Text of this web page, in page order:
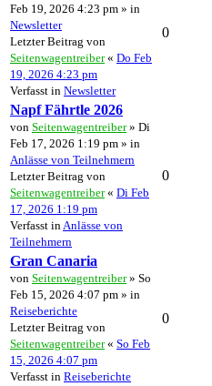
Feb 19, 2026 4:23 pm » in
Newsletter
Letzter Beitrag von
Seitenwagentreiber« Do Feb
19, 2026 4:23 pm
Verfasst in Newsletter
0
Napf Fährtle 2026
von Seitenwagentreiber» Di
Feb 17, 2026 1:19 pm » in
Anlässe von Teilnehmern
Letzter Beitrag von
Seitenwagentreiber« Di Feb
17, 2026 1:19 pm
Verfasst in Anlässe von
Teilnehmern
0
Gran Canaria
von Seitenwagentreiber» So
Feb 15, 2026 4:07 pm » in
Reiseberichte
Letzter Beitrag von
Seitenwagentreiber« So Feb
15, 2026 4:07 pm
Verfasst in Reiseberichte
0